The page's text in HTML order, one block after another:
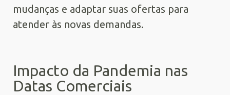
mudanças e adaptar suas ofertas para
atender às novas demandas.
Impacto da Pandemia nas
Datas Comerciais